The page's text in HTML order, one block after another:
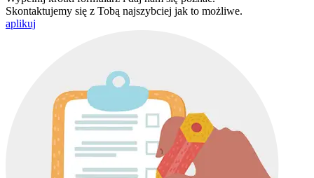
Skontaktujemy się z Tobą najszybciej jak to możliwe.
aplikuj